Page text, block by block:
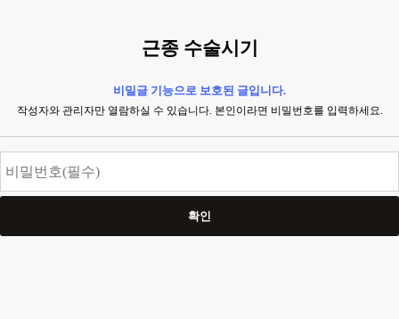
근종 수술시기
비밀글 기능으로 보호된 글입니다.
작성자와 관리자만 열람하실 수 있습니다. 본인이라면 비밀번호를 입력하세요.